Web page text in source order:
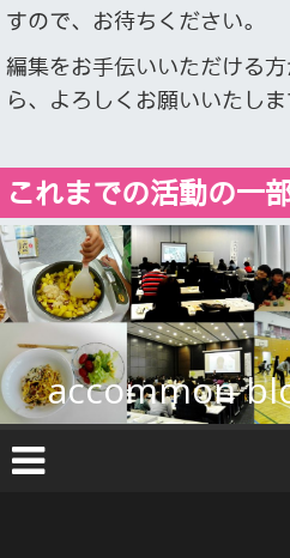
すので、お待ちください。
編集をお手伝いいただける
ら、よろしくお願いいたしま
これまでの活動の一